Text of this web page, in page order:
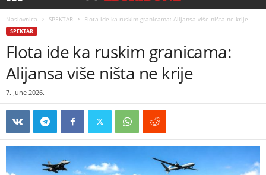
Naslovnica SPEKTAR Flota ide ka ruskim granicama: Alijansa više ništa ne krije
SPEKTAR
Flota ide ka ruskim granicama:
Alijansa više ništa ne krije
7. June 2026.